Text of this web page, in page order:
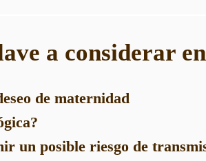
a considerar
de maternidad
un posible riesgo de